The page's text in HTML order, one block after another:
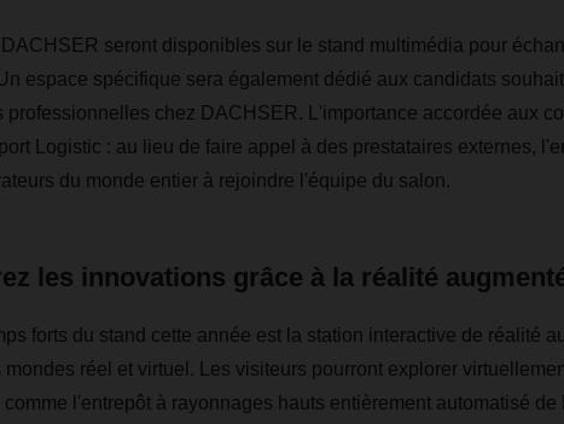
DACHSER seront disponibles sur le stand multimédia pour
espace spécifique sera également dédié aux candidats
professionnelles chez DACHSER. L'importance accordée aux
Logistic : au lieu de faire appel à des prestataires externes,
du monde entier à rejoindre l'équipe du salon.
les innovations grâce à la réalité
forts du stand cette année est la station interactive de réalité
réel et virtuel. Les visiteurs pourront explorer
l'entrepôt à rayonnages hauts entièrement automatisé